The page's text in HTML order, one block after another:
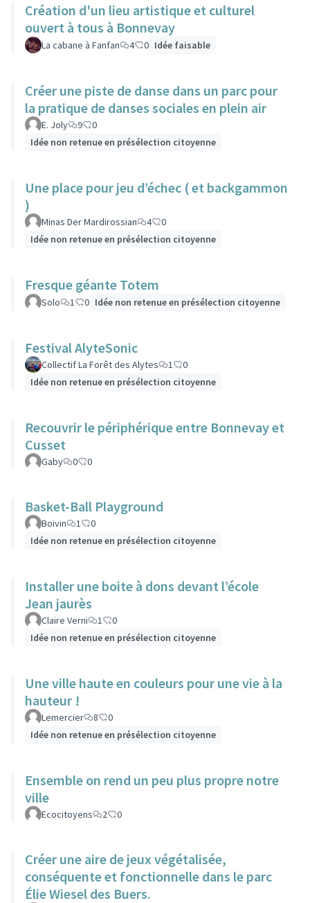
Création d'un lieu artistique et culturel
ouvert à tous à Bonnevay
La cabane à Fanfan 4 0 Idée faisable
Créer une piste de danse dans un parc pour
la pratique de danses sociales en plein air
E. Joly 9
0
Idée non retenue en présélection citoyenne
Une place pour jeu d’échec ( et backgammon
)
Minas Der Mardirossian 4
0
Idée non retenue en présélection citoyenne
Fresque géante Totem
Solo 1 0 Idée non retenue en présélection citoyenne
Festival AlyteSonic
Collectif La Forêt des Alytes 1
0
Idée non retenue en présélection citoyenne
Recouvrir le périphérique entre Bonnevay et
Cusset
Gaby 0 0
Basket-Ball Playground
Boivin 1
0
Idée non retenue en présélection citoyenne
Installer une boite à dons devant l’école
Jean jaurès
Claire Verni 1
0
Idée non retenue en présélection citoyenne
Une ville haute en couleurs pour une vie à la
hauteur !
Lemercier 8
0
Idée non retenue en présélection citoyenne
Ensemble on rend un peu plus propre notre
ville
Ecocitoyens 2 0
Créer une aire de jeux végétalisée,
conséquente et fonctionnelle dans le parc
Élie Wiesel des Buers.